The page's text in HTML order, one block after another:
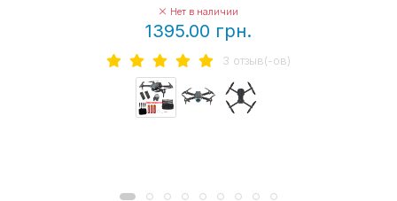
Нет в наличии
1395.00 грн.
3 отзыв(-ов)